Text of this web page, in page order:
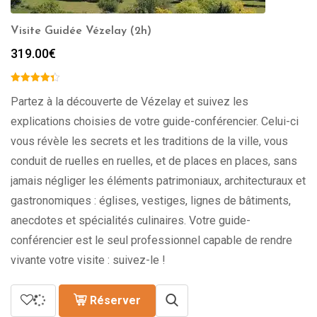
Visite Guidée Vézelay (2h)
319.00€
Partez à la découverte de Vézelay et suivez les
explications choisies de votre guide-conférencier. Celui-ci
vous révèle les secrets et les traditions de la ville, vous
conduit de ruelles en ruelles, et de places en places, sans
jamais négliger les éléments patrimoniaux, architecturaux et
gastronomiques : églises, vestiges, lignes de bâtiments,
anecdotes et spécialités culinaires. Votre guide-
conférencier est le seul professionnel capable de rendre
vivante votre visite : suivez-le !
Réserver